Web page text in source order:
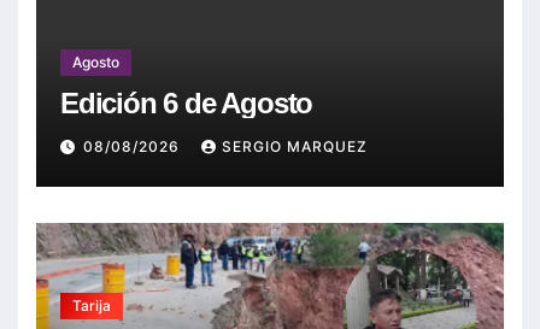
Agosto
Edición 6 de Agosto
08/08/2026 SERGIO MARQUEZ
Tarija